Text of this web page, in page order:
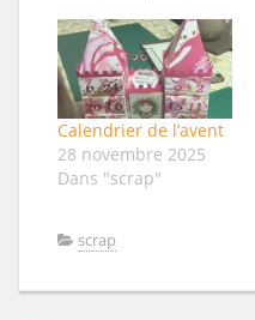
Calendrier de l’avent
28 novembre 2025
Dans "scrap"
scrap